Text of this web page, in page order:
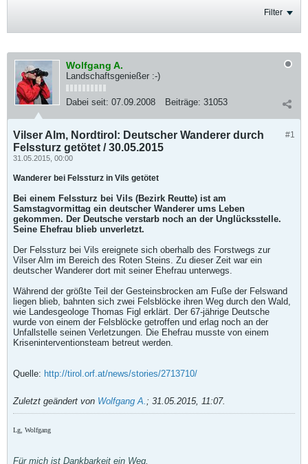
Filter
Wolfgang A.
Landschaftsgenießer :-)
Dabei seit: 07.09.2008 Beiträge: 31053
#1
Vilser Alm, Nordtirol: Deutscher Wanderer durch
Felssturz getötet / 30.05.2015
31.05.2015, 00:00
Wanderer bei Felssturz in Vils getötet
Bei einem Felssturz bei Vils (Bezirk Reutte) ist am
Samstagvormittag ein deutscher Wanderer ums Leben
gekommen. Der Deutsche verstarb noch an der Unglücksstelle.
Seine Ehefrau blieb unverletzt.
Der Felssturz bei Vils ereignete sich oberhalb des Forstwegs zur
Vilser Alm im Bereich des Roten Steins. Zu dieser Zeit war ein
deutscher Wanderer dort mit seiner Ehefrau unterwegs.
Während der größte Teil der Gesteinsbrocken am Fuße der Felswand
liegen blieb, bahnten sich zwei Felsblöcke ihren Weg durch den Wald,
wie Landesgeologe Thomas Figl erklärt. Der 67-jährige Deutsche
wurde von einem der Felsblöcke getroffen und erlag noch an der
Unfallstelle seinen Verletzungen. Die Ehefrau musste von einem
Kriseninterventionsteam betreut werden.
Quelle: http://tirol.orf.at/news/stories/2713710/
Zuletzt geändert von Wolfgang A.; 31.05.2015, 11:07.
Lg, Wolfgang
Für mich ist Dankbarkeit ein Weg,